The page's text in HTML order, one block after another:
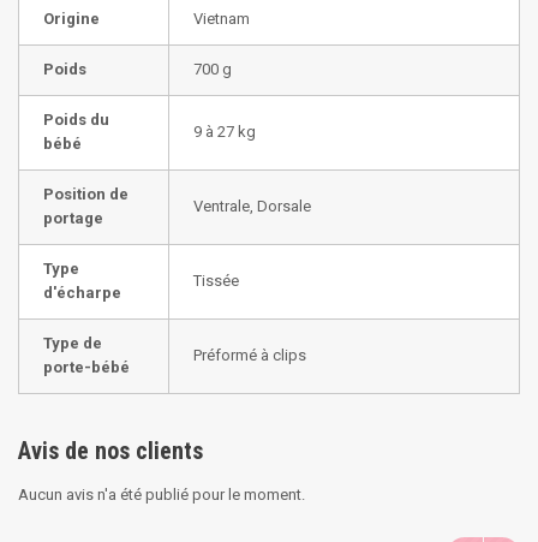
Origine Vietnam
Poids 700 g
Poids du
bébé
9 à 27 kg
Position de
portage
Ventrale, Dorsale
Type
d'écharpe
Tissée
Type de
porte-bébé
Préformé à clips
Avis de nos clients
Aucun avis n'a été publié pour le moment.